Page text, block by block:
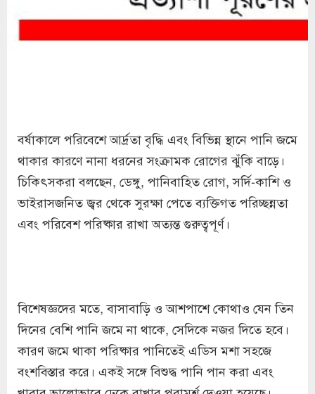
বর্ষাকালে পরিবেশে আর্দ্রতা বৃদ্ধি এবং বিভিন্ন স্থানে পানি জমে
থাকার কারণে নানা ধরনের সংক্রামক রোগের ঝুঁকি বাড়ে।
চিকিৎসকরা বলছেন, ডেঙ্গু, পানিবাহিত রোগ, সর্দি-কাশি ও
ভাইরাসজনিত জ্বর থেকে সুরক্ষা পেতে ব্যক্তিগত পরিচ্ছন্নতা
এবং পরিবেশ পরিষ্কার রাখা অত্যন্ত গুরুত্বপূর্ণ।
বিশেষজ্ঞদের মতে, বাসাবাড়ি ও আশপাশে কোথাও যেন তিন
দিনের বেশি পানি জমে না থাকে, সেদিকে নজর দিতে হবে।
কারণ জমে থাকা পরিষ্কার পানিতেই এডিস মশা সহজে
বংশবিস্তার করে। একই সঙ্গে বিশুদ্ধ পানি পান করা এবং